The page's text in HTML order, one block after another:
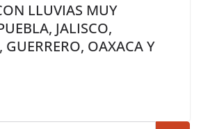
LLUVIAS MUY
JALISCO,
OAXACA Y